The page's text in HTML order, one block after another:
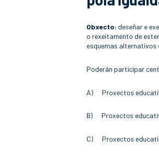
Obxecto: deseñar e
o rexeitamento de
esquemas alternativos
Poderán participar
A) Proxectos
B) Proxectos
C) Proxectos